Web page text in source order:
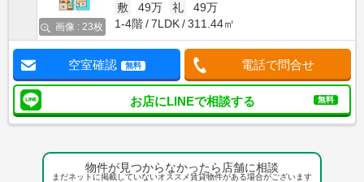
画像 : 23枚
敷
49万 礼
49万
1-4階
7LDK 311.44㎡
空室確認 無料 電話で問合せ
お店にLINEで相談する 無料
物件が見つからなかったら店舗に相談
まだネットに掲載していないオススメ賃貸物件がある場合がございます